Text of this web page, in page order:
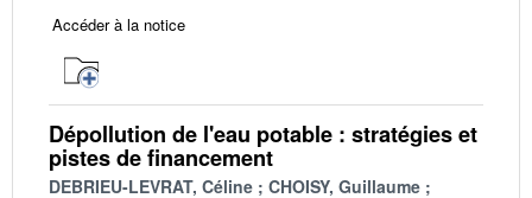
Accéder à la notice
Dépollution de l'eau potable : stratégies et
pistes de financement
DEBRIEU-LEVRAT, Céline
CHOISY, Guillaume